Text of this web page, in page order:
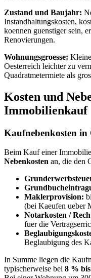
Zustand und Baujahr:
Instandhaltungskosten,
koennen guenstiger sein,
Renovierungen.
Wohnungsgroesse:
Oesterreich leichter zu
Quadratmetermiete als
Kosten und
Immobilienkauf
Kaufnebenkosten in
Beim Kauf einer
Nebenkosten an, die den
Maklerprovision:
(bei Kaeufen ueber
Notarkosten /
fuer die
Beglaubigung des
In Summe liegen die
typischerweise bei 8 %